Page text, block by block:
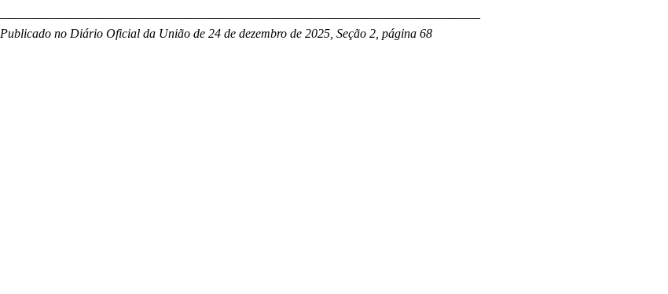
Publicado no Diário Oficial da União de 24 de dezembro de 2025, Seção 2, página 68